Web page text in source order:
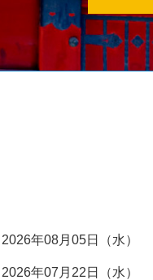
2026年08月05日（水）
2026年07月22日（水）